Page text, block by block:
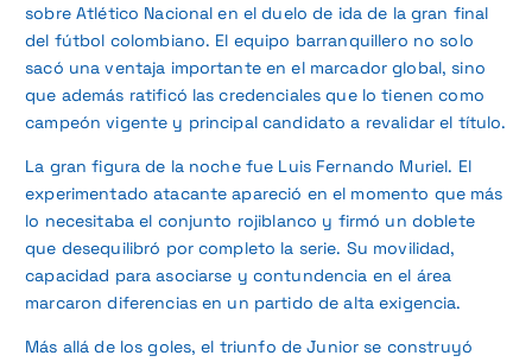
sobre Atlético Nacional en el duelo de ida de la gran final
del fútbol colombiano. El equipo barranquillero no solo
sacó una ventaja importante en el marcador global, sino
que además ratificó las credenciales que lo tienen como
campeón vigente y principal candidato a revalidar el título.
La gran figura de la noche fue Luis Fernando Muriel. El
experimentado atacante apareció en el momento que más
lo necesitaba el conjunto rojiblanco y firmó un doblete
que desequilibró por completo la serie. Su movilidad,
capacidad para asociarse y contundencia en el área
marcaron diferencias en un partido de alta exigencia.
Más allá de los goles, el triunfo de Junior se construyó